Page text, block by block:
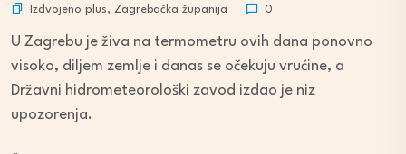
Izdvojeno plus, Zagrebačka županija 0
U Zagrebu je živa na termometru ovih dana ponovno
visoko, diljem zemlje i danas se očekuju vrućine, a
Državni hidrometeorološki zavod izdao je niz
upozorenja.